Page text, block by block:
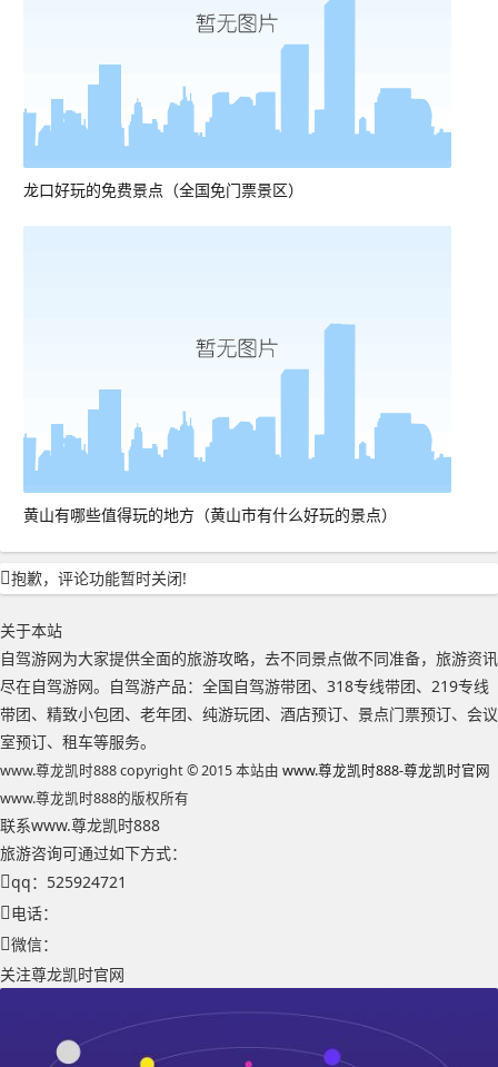
龙口好玩的免费景点（全国免门票景区）
黄山有哪些值得玩的地方（黄山市有什么好玩的景点）
抱歉，评论功能暂时关闭!
关于本站
自驾游网为大家提供全面的旅游攻略，去不同景点做不同准备，旅游资讯
尽在自驾游网。自驾游产品：全国自驾游带团、318专线带团、219专线
带团、精致小包团、老年团、纯游玩团、酒店预订、景点门票预订、会议
室预订、租车等服务。
www.尊龙凯时888 copyright © 2015 本站由 www.尊龙凯时888-尊龙凯时官网
www.尊龙凯时888的版权所有
联系www.尊龙凯时888
旅游咨询可通过如下方式：
qq：525924721
电话：
微信：
关注尊龙凯时官网